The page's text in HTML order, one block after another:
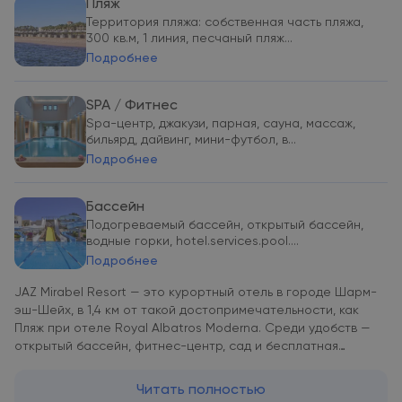
Пляж
Территория пляжа: собственная часть пляжа,
300 кв.м, 1 линия, песчаный пляж...
Подробнее
SPA / Фитнес
Spa-центр, джакузи, парная, сауна, массаж,
бильярд, дайвинг, мини-футбол, в...
Подробнее
Бассейн
Подогреваемый бассейн, открытый бассейн,
водные горки, hotel.services.pool....
Подробнее
JAZ Mirabel Resort — это курортный отель в городе Шарм-
эш-Шейх, в 1,4 км от такой достопримечательности, как
Пляж при отеле Royal Albatros Moderna. Среди удобств —
открытый бассейн, фитнес-центр, сад и бесплатная
отеля с 5 звездами — частный пляж, а также номера с
Читать полностью